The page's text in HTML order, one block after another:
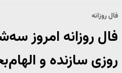
فال روزانه
روزی سازنده و